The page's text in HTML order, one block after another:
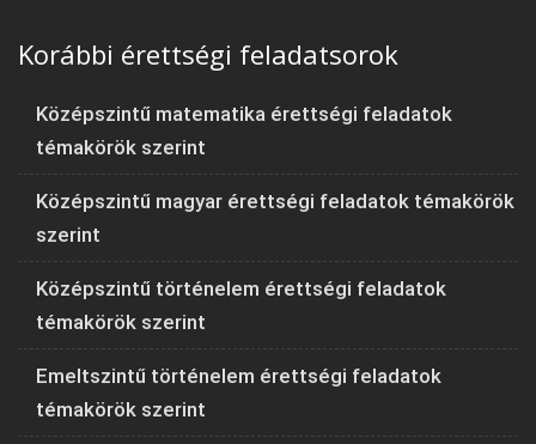
Korábbi érettségi feladatsorok
Középszintű matematika érettségi feladatok
témakörök szerint
Középszintű magyar érettségi feladatok témakörök
szerint
Középszintű történelem érettségi feladatok
témakörök szerint
Emeltszintű történelem érettségi feladatok
témakörök szerint